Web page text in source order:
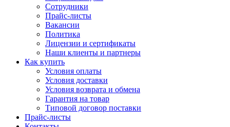
Сотрудники
Прайс-листы
Вакансии
Политика
Лицензии и сертификаты
Наши клиенты и партнеры
Как купить
Условия оплаты
Условия доставки
Условия возврата и обмена
Гарантия на товар
Типовой договор поставки
Прайс-листы